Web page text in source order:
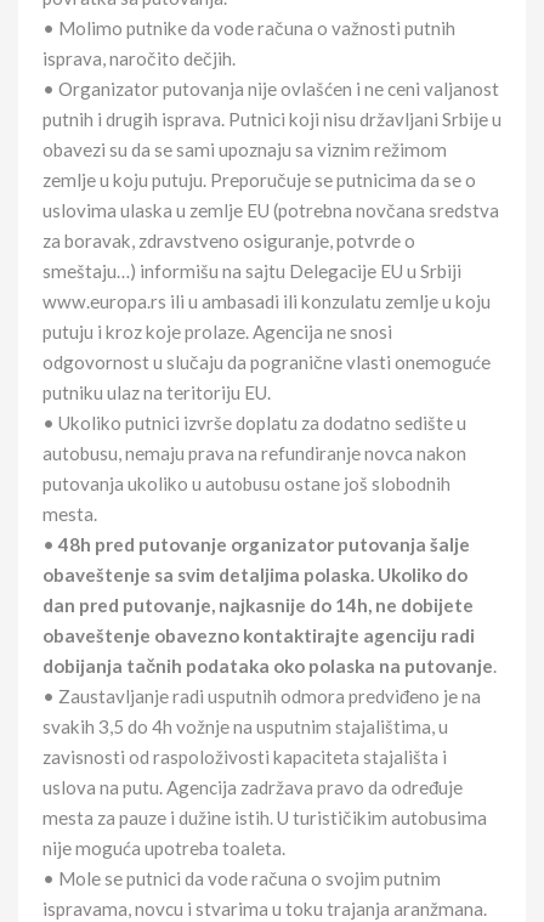
• Molimo putnike da vode računa o važnosti putnih
isprava, naročito dečjih.
• Organizator putovanja nije ovlašćen i ne ceni valjanost
putnih i drugih isprava. Putnici koji nisu državljani Srbije u
obavezi su da se sami upoznaju sa viznim režimom
zemlje u koju putuju. Preporučuje se putnicima da se o
uslovima ulaska u zemlje EU (potrebna novčana sredstva
za boravak, zdravstveno osiguranje, potvrde o
smeštaju…) informišu na sajtu Delegacije EU u Srbiji
www.europa.rs ili u ambasadi ili konzulatu zemlje u koju
putuju i kroz koje prolaze. Agencija ne snosi
odgovornost u slučaju da pogranične vlasti onemoguće
putniku ulaz na teritoriju EU.
• Ukoliko putnici izvrše doplatu za dodatno sedište u
autobusu, nemaju prava na refundiranje novca nakon
putovanja ukoliko u autobusu ostane još slobodnih
mesta.
•48h pred putovanje organizator putovanja šalje
obaveštenje sa svim detaljima polaska. Ukoliko do
dan pred putovanje, najkasnije do 14h, ne dobijete
obaveštenje obavezno kontaktirajte agenciju radi
dobijanja tačnih podataka oko polaska na putovanje.
• Zaustavljanje radi usputnih odmora predviđeno je na
svakih 3,5 do 4h vožnje na usputnim stajalištima, u
zavisnosti od raspoloživosti kapaciteta stajališta i
uslova na putu. Agencija zadržava pravo da određuje
mesta za pauze i dužine istih. U turističikim autobusima
nije moguća upotreba toaleta.
• Mole se putnici da vode računa o svojim putnim
ispravama, novcu i stvarima u toku trajanja aranžmana.